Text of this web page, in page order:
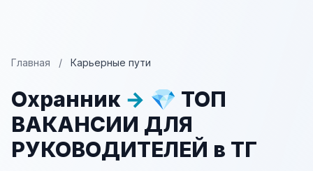
Главная / Карьерные пути
Охранник → 💎 ТОП
ВАКАНСИИ ДЛЯ
РУКОВОДИТЕЛЕЙ в ТГ